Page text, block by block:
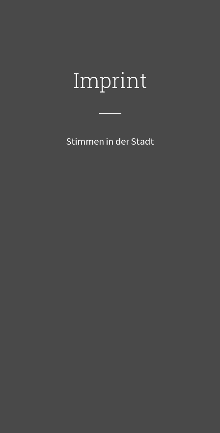
Imprint
Stimmen in der Stadt